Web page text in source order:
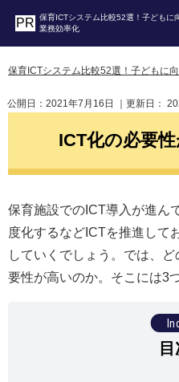
保育ICTシステム比較52選！子どもに
業務効率化
保育ICTシステム比較52選！子どもに
公開日： 2021年7月16日 ｜更新日：
ICT化の必要
保育施設でのICT導入が進ん
度化するなどICTを推進して
していくでしょう。では、
要性が高いのか。そこには3